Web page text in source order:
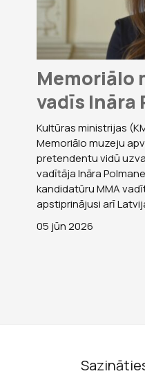
Memoriālo
vadīs Ināra
Kultūras ministrijas
Memoriālo muzeju
pretendentu vidū
vadītāja Ināra
kandidatūru MMA
apstiprinājusi arī
05 jūn 2026